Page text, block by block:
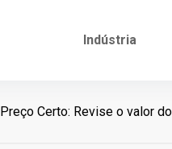
Indústria
Preço Certo: Revise o valor